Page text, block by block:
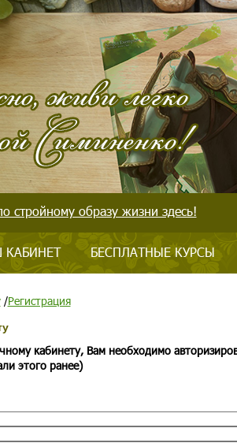
стройному образу жизни здесь!
КАБИНЕТ БЕСПЛАТНЫЕ КУРСЫ
/Регистрация
кабинету, Вам необходимо
этого ранее)